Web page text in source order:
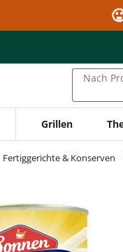
Nach
Grillen
Fertiggerichte & Konserven